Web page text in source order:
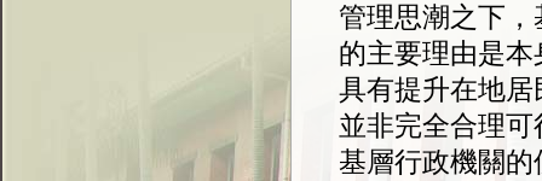
管理思潮之下
的主要理由是
具有提升在地
並非完全合理
基層行政機關